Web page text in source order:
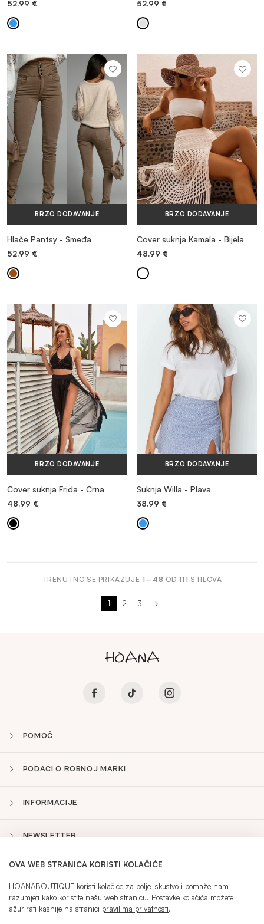
Sidebar
TRENUTNI JEZIK:HR
52.99 € 52.99 €
BRZO DODAVANJE
Hlače Pantsy - Smeđa
52.99 €
BRZO DODAVANJE
Cover suknja Kamala - Bijela
48.99 €
BRZO DODAVANJE
Cover suknja Frida - Crna
48.99 €
BRZO DODAVANJE
Suknja Willa - Plava
38.99 €
TRENUTNO SE PRIKAZUJE 1–48 OD 111 STILOVA
1 2 3 →
POMOĆ
PODACI O ROBNOJ MARKI
INFORMACIJE
NEWSLETTER
OVA WEB STRANICA KORISTI KOLAČIĆE
HOANABOUTIQUE koristi kolačiće za bolje iskustvo i pomaže nam
razumjeti kako koristite našu web stranicu. Postavke kolačića možete
ažurirati kasnije na stranici pravilima privatnosti.